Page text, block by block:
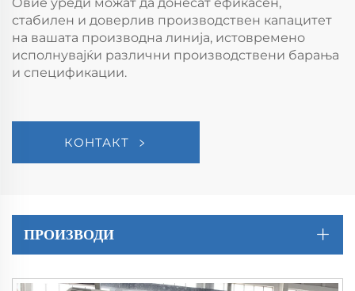
стабилен и доверлив производствен капацитет
на вашата производна линија, истовремено
исполнувајќи различни производствени барања
и спецификации.
КОНТАКТ
ПРОИЗВОДИ